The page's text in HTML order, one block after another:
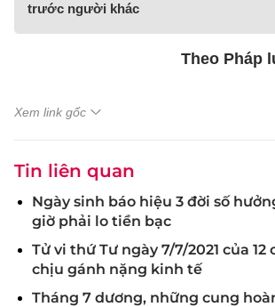
trước người khác
Theo Pháp
Xem link gốc
Tin liên quan
Ngày sinh báo hiệu 3 đời số
giờ phải lo tiền bạc
Tử vi thứ Tư ngày 7/7/2021 của 12
chịu gánh nặng kinh tế
Tháng 7 dương, những cung